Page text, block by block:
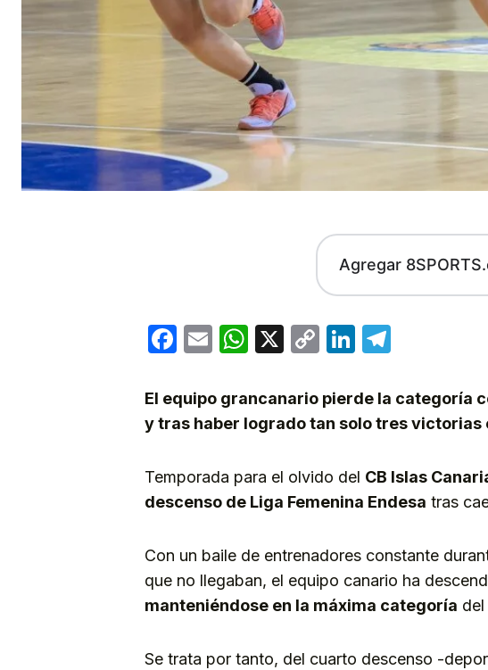
Agregar
Facebook
EmailWhatsApp
X
CopyLinkedIn
El equipo grancanario pierde la categoría
y tras haber logrado tan solo tres victorias
Temporada para el olvido del CB Islas
descenso de Liga Femenina Endesa tras
Con un baile de entrenadores constante
que no llegaban, el equipo canario ha
manteniéndose en la máxima categoría
Se trata por tanto, del cuarto descenso -